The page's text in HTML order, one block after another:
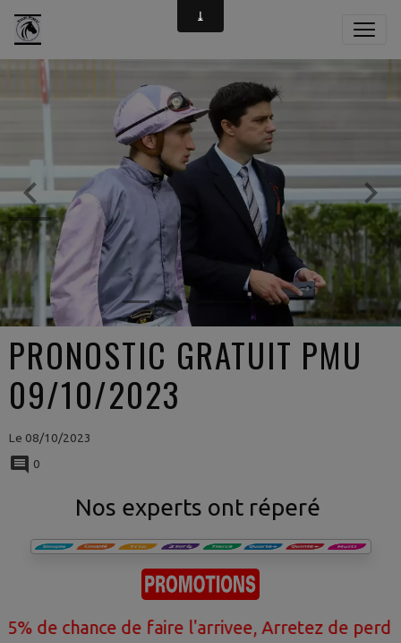
PRONOSTIC GRATUIT PMU
09/10/2023
Le 08/10/2023
0
Nos experts ont réperé
chance de faire l'arrivee, Arretez de perdre